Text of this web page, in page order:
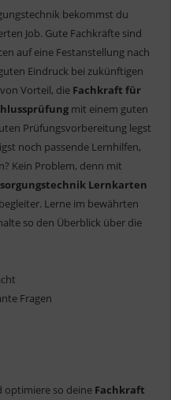
bekommst du
Job. Gute Fachkräfte sind
auf eine Festanstellung nach
Eindruck bei zukünftigen
Vorteil, die Fachkraft für
mit einem guten
Prüfungsvorbereitung legst
noch passende Lernhilfen,
Kein Problem, denn mit
Lernkarten
Lerne im bewährten
so den Überblick über die
Fragen
optimiere so deine Fachkraft